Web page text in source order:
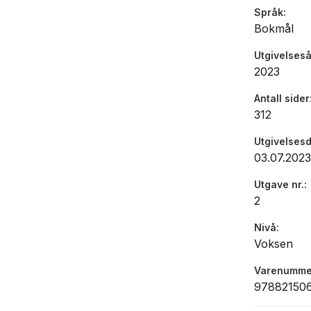
omtaler
praktikere
Språk
Bokmål
2023
Antall sider
312
03.07.2023
Utgave nr.
2
Nivå
Voksen